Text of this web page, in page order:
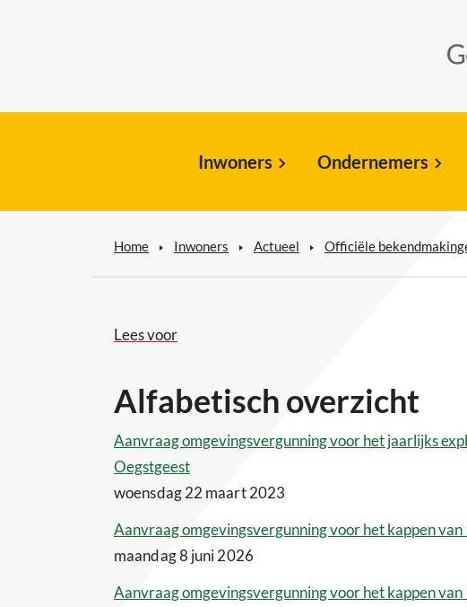
Inwoners Ondernemers
Home Inwoners Actueel Officiële
Lees voor
Alfabetisch overzicht
Aanvraag omgevingsvergunning voor het jaarlijks
Oegstgeest
woensdag 22 maart 2023
Aanvraag omgevingsvergunning voor het kappen
maandag 8 juni 2026
Aanvraag omgevingsvergunning voor het kappen